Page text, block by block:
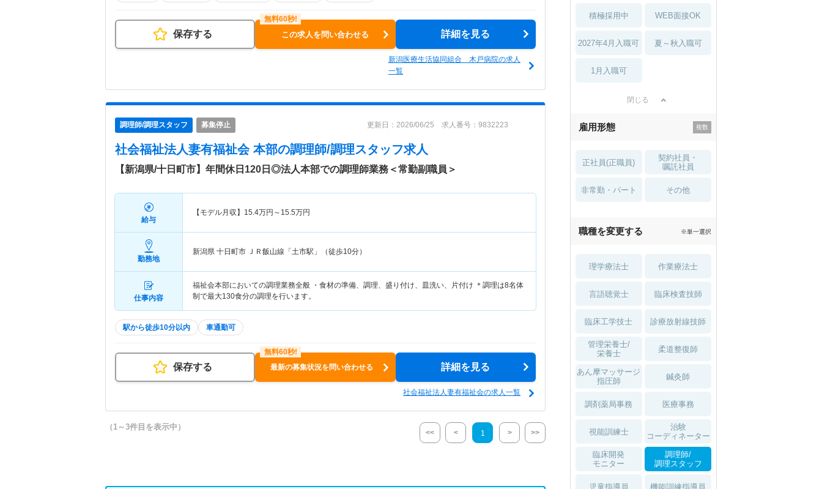
保存する この求人を問い合わせる 詳細を見る
新潟医療生活協同組合 木戸病院の求人
一覧
調理師/調理スタッフ 募集停止 更新日：2026/06/25 求人番号：9832223
社会福祉法人妻有福祉会 本部の調理師/調理スタッフ求人
【新潟県/十日町市】年間休日120日◎法人本部での調理師業務＜常勤副職員＞
給与
【モデル月収】 15.4万円～ 15.5万円
勤務地
新潟県 十日町市 ＪＲ飯山線「土市駅」（徒歩10分）
仕事内容
福祉会本部においての調理業務全般 ・食材の準備、調理、盛り付け、皿洗い、片付け ＊調理は8名体
制で最大130食分の調理を行います。
駅から徒歩10分以内 車通勤可
保存する 最新の募集状況を問い合わせる 詳細を見る
社会福祉法人妻有福祉会の求人一覧
（1～3件目を表示中）
<< < 1 > >>
積極採用中 WEB面接OK
2027年4月入職可 夏～秋入職可
1月入職可
閉じる
雇用形態
正社員(正職員)
契約社員・
嘱託社員
非常勤・パート その他
職種を変更する ※単一選択
理学療法士 作業療法士
言語聴覚士 臨床検査技師
臨床工学技士 診療放射線技師
管理栄養士/
栄養士
柔道整復師
あん摩マッサージ
指圧師
鍼灸師
調剤薬局事務 医療事務
視能訓練士
治験
コーディネーター
臨床開発
モニター
調理師/
調理スタッフ
児童指導員 機能訓練指導員